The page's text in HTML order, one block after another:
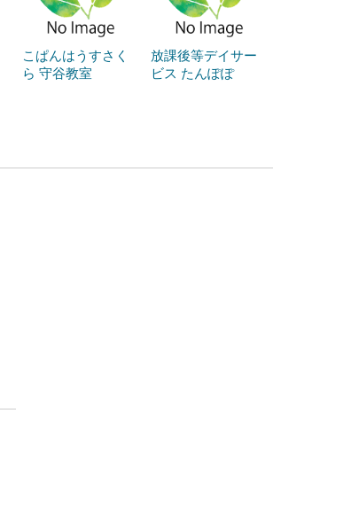
こぱんはうすさく
ら 守谷教室
放課後等デイサー
ビス たんぽぽ